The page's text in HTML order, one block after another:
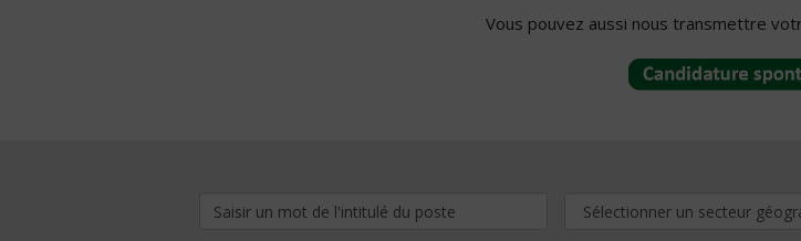
Vous pouvez aussi nous transmettre